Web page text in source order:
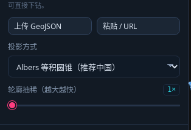
可直接下钻。
上传 GeoJSON
粘贴 / URL
投影方式
轮廓抽稀（越大越快） 1×